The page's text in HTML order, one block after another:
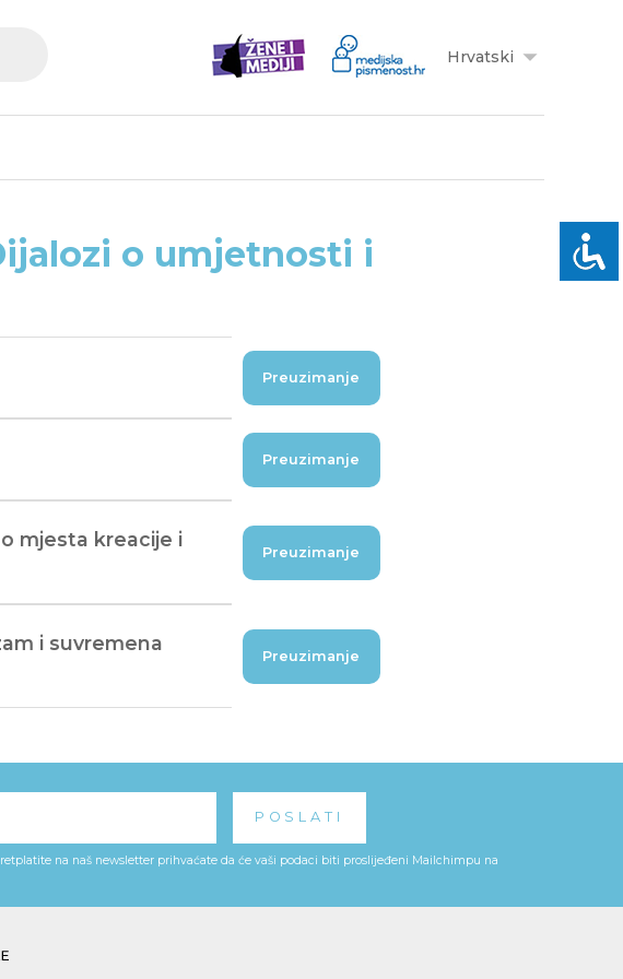
Hrvatski
o umjetnosti i
Preuzimanje
Preuzimanje
mjesta kreacije i
Preuzimanje
i suvremena
Preuzimanje
na naš newsletter prihvaćate da će vaši podaci biti proslijeđeni Mailchimpu na